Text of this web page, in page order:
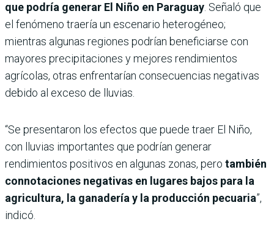
que podría generar El Niño en Paraguay. Señaló que
el fenómeno traería un escenario heterogéneo;
mientras algunas regiones podrían beneficiarse con
mayores precipitaciones y mejores rendimientos
agrícolas, otras enfrentarían consecuencias negativas
debido al exceso de lluvias.
“Se presentaron los efectos que puede traer El Niño,
con lluvias importantes que podrían generar
rendimientos positivos en algunas zonas, pero también
connotaciones negativas en lugares bajos para la
agricultura, la ganadería y la producción pecuaria”,
indicó.